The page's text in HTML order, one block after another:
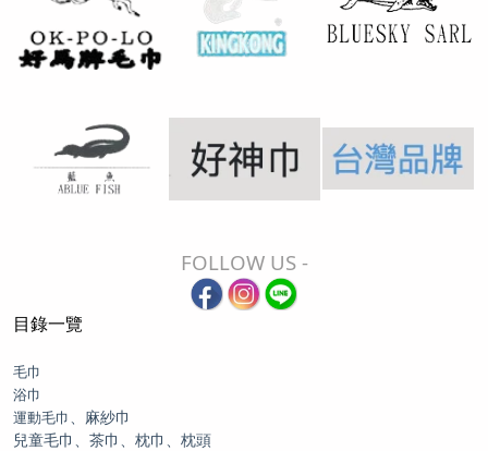
FOLLOW US -
目錄一覽
毛巾
浴巾
運動毛巾
、麻紗巾
兒童毛巾、茶巾、枕巾、枕頭